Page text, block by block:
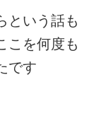
という話も
こを何度も
です